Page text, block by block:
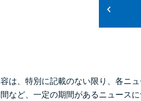
は、特別に記載のない限り、各ニ
など、一定の期間があるニュース